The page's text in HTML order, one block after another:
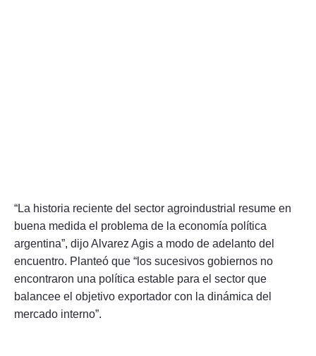
“La historia reciente del sector agroindustrial resume en
buena medida el problema de la economía política
argentina”, dijo Alvarez Agis a modo de adelanto del
encuentro. Planteó que “los sucesivos gobiernos no
encontraron una política estable para el sector que
balancee el objetivo exportador con la dinámica del
mercado interno”.